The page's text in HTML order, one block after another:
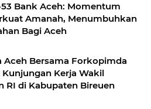
Bank Aceh: Momentum
Amanah, Menumbuhkan
Bagi Aceh
Aceh Bersama Forkopimda
Kerja Wakil
RI di Kabupaten Bireuen